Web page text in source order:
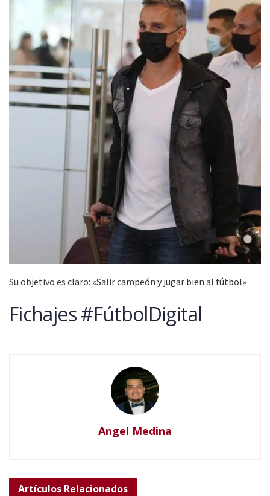
Su objetivo es claro: «Salir campeón y jugar bien al fútbol»
Fichajes #FútbolDigital
Angel Medina
Artículos Relacionados